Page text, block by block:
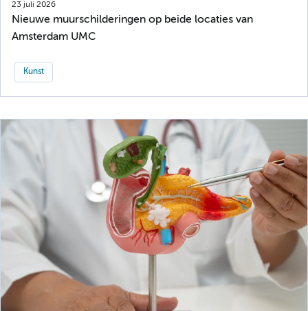
23 juli 2026
Nieuwe muurschilderingen op beide locaties van
Amsterdam UMC
Kunst